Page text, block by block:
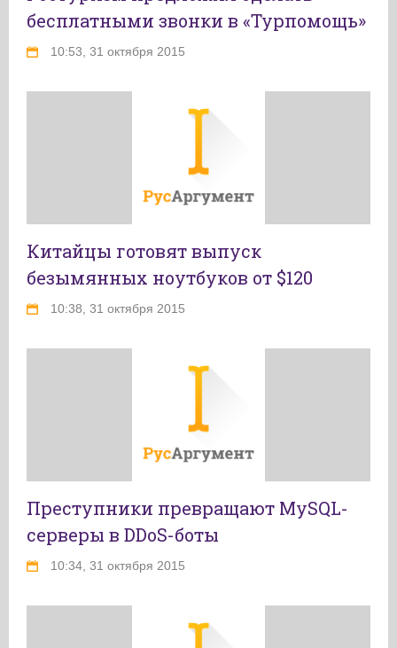
бесплатными звонки в «Турпомощь»
10:53, 31 октября 2015
Китайцы готовят выпуск
безымянных ноутбуков от $120
10:38, 31 октября 2015
Преступники превращают MySQL-
серверы в DDoS-боты
10:34, 31 октября 2015